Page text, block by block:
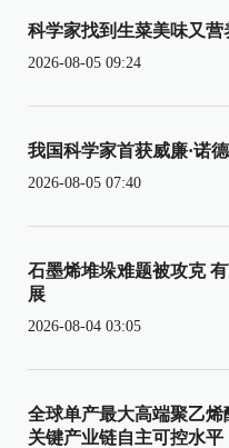
科学家找到生菜美味又营
2026-08-05 09:24
我国科学家首获威廉·诺
2026-08-05 07:40
石墨烯堆垛难题被攻克
展
2026-08-04 03:05
全球单产最大高端聚乙
关键产业链自主可控水平